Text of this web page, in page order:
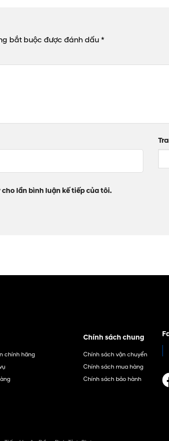
bắt buộc được đánh dấu*
lần bình luận kế tiếp của tôi.
chính hãng
Chính sách chung
Chính sách vận chuyển
Chính sách mua hàng
Chính sách bảo hành